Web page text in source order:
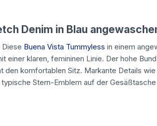
Denim in Blau
Diese Buena Vista Tummyless in einem
einer klaren, femininen Linie. Der hohe
den komfortablen Sitz. Markante Details
Stern-Emblem auf der